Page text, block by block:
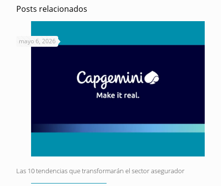
Posts relacionados
mayo 6, 2026
Las 10 tendencias que transformarán el sector asegurador